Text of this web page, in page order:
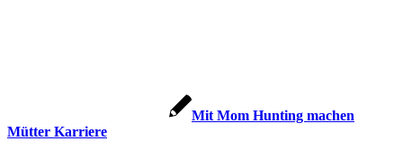
Mit Mom Hunting machen
Mütter Karriere